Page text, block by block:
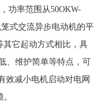
功率范围从50OKW-
式交流异步电动机的平
其它起动方式相比，具
、维护简单等特点，可
效减小电机启动对电网